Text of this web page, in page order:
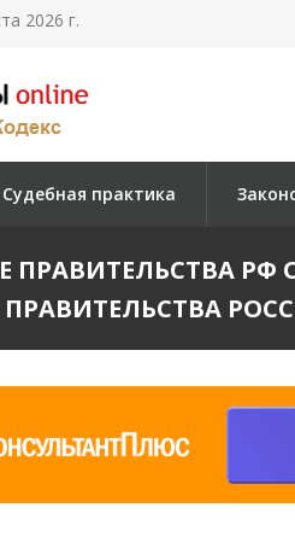
2026 г.
Судебная практика
РФ
ПРАВИТЕЛЬСТВА